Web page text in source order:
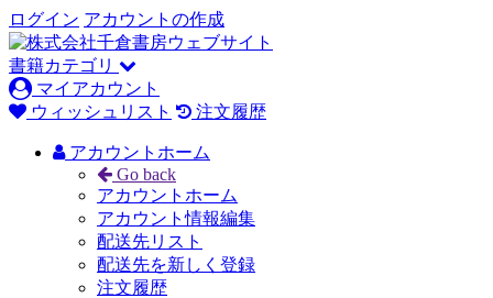
ログイン アカウントの作成
書籍カテゴリ
マイアカウント
ウィッシュリスト
注文履歴
アカウントホーム
Go back
アカウントホーム
アカウント情報編集
配送先リスト
配送先を新しく登録
注文履歴